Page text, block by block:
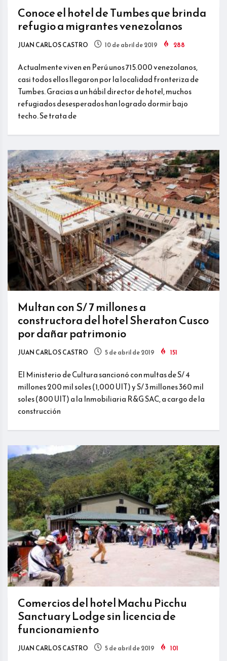
Conoce el hotel de Tumbes que brinda
refugio a migrantes venezolanos
JUAN CARLOS CASTRO 10 de abril de 2019 288
Actualmente viven en Perú unos 715.000 venezolanos,
casi todos ellos llegaron por la localidad fronteriza de
Tumbes. Gracias a un hábil director de hotel, muchos
refugiados desesperados han logrado dormir bajo
techo. Se trata de
Multan con S/ 7 millones a
constructora del hotel Sheraton Cusco
por dañar patrimonio
JUAN CARLOS CASTRO 5 de abril de 2019 151
El Ministerio de Cultura sancionó con multas de S/ 4
millones 200 mil soles (1,000 UIT) y S/ 3 millones 360 mil
soles (800 UIT) a la Inmobiliaria R&G SAC, a cargo de la
construcción
Comercios del hotel Machu Picchu
Sanctuary Lodge sin licencia de
funcionamiento
JUAN CARLOS CASTRO 5 de abril de 2019 101